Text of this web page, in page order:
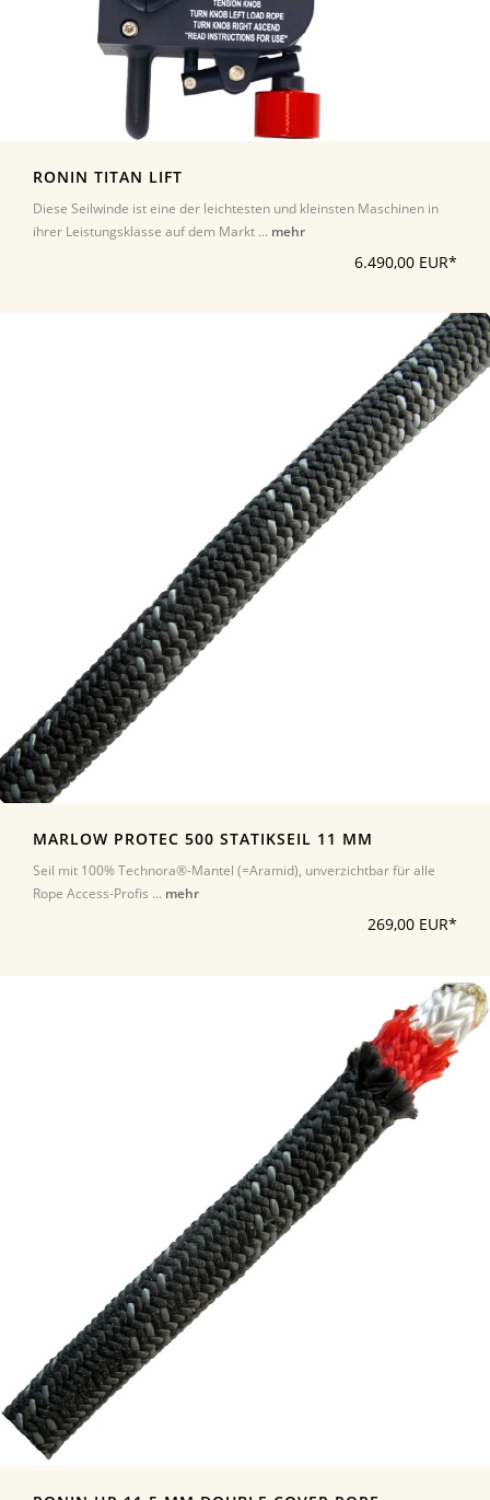
RONIN TITAN LIFT
Diese Seilwinde ist eine der leichtesten und kleinsten Maschinen in
ihrer Leistungsklasse auf dem Markt ... mehr
6.490,00 EUR*
MARLOW PROTEC 500 STATIKSEIL 11 MM
Seil mit 100% Technora®-Mantel (=Aramid), unverzichtbar für alle
Rope Access-Profis ... mehr
269,00 EUR*